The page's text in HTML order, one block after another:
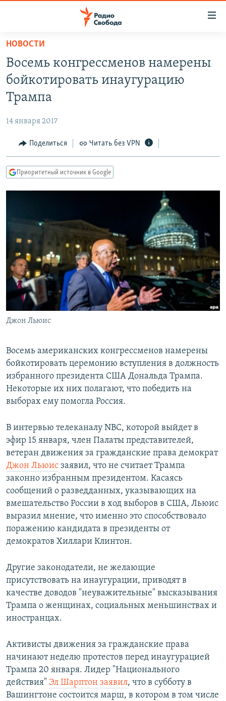
упрощенного
доступа
Вернуться
основному
Вернутся
Вернутся
ПОДКАСТЫ
АВТОРСКИЕ ПРОЕКТЫ
МНЕНИЯ
КУЛЬТУРА
КАВКАЗ.РЕАЛИИ
СИБИРЬ.РЕАЛИИ
РАСПИСАНИЕ ВЕЩАНИЯ
ПОДПИШИТЕСЬ НА РАССЫЛКУ
СОЦИАЛЬНЫЕ СЕТИ
Все сайты РСЕ/РС
НОВОСТИ
Восемь конгрессменов намерены
бойкотировать инаугурацию
Трампа
14 января 2017
Поделиться Читать без VPN
Приоритетный источник в Google
Джон Льюис
Восемь американских конгрессменов намерены
бойкотировать церемонию вступления в должность
избранного президента США Дональда Трампа.
Некоторые их них полагают, что победить на
выборах ему помогла Россия.
В интервью телеканалу NBC, которой выйдет в
эфир 15 января, член Палаты представителей,
ветеран движения за гражданские права демократ
Джон Льюис заявил, что не считает Трампа
законно избранным президентом. Касаясь
сообщений о разведданных, указывающих на
вмешательство России в ход выборов в США, Льюис
выразил мнение, что именно это способствовало
поражению кандидата в президенты от
демократов Хиллари Клинтон.
Другие законодатели, не желающие
присутствовать на инаугурации, приводят в
качестве доводов "неуважительные" высказывания
Трампа о женщинах, социальных меньшинствах и
иностранцах.
Активисты движения за гражданские права
начинают неделю протестов перед инаугурацией
Трампа 20 января. Лидер "Национального
действия" Эл Шарптон заявил, что в субботу в
Вашингтоне состоится марш, в котором в том числе